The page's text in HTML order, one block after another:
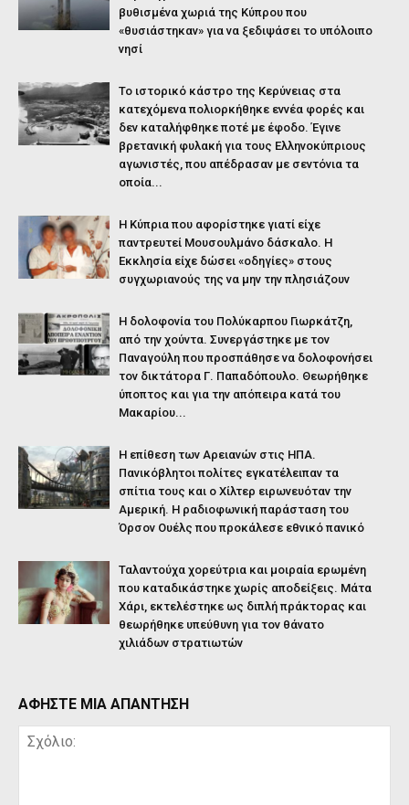
βυθισμένα χωριά της Κύπρου που
«θυσιάστηκαν» για να ξεδιψάσει το υπόλοιπο
νησί
Το ιστορικό κάστρο της Κερύνειας στα
κατεχόμενα πολιορκήθηκε εννέα φορές και
δεν καταλήφθηκε ποτέ με έφοδο. Έγινε
βρετανική φυλακή για τους Ελληνοκύπριους
αγωνιστές, που απέδρασαν με σεντόνια τα
οποία...
Η Κύπρια που αφορίστηκε γιατί είχε
παντρευτεί Μουσουλμάνο δάσκαλο. Η
Εκκλησία είχε δώσει «οδηγίες» στους
συγχωριανούς της να μην την πλησιάζουν
Η δολοφονία του Πολύκαρπου Γιωρκάτζη,
από την χούντα. Συνεργάστηκε με τον
Παναγούλη που προσπάθησε να δολοφονήσει
τον δικτάτορα Γ. Παπαδόπουλο. Θεωρήθηκε
ύποπτος και για την απόπειρα κατά του
Μακαρίου...
Η επίθεση των Αρειανών στις ΗΠΑ.
Πανικόβλητοι πολίτες εγκατέλειπαν τα
σπίτια τους και ο Χίλτερ ειρωνευόταν την
Αμερική. Η ραδιοφωνική παράσταση του
Όρσον Ουέλς που προκάλεσε εθνικό πανικό
Ταλαντούχα χορεύτρια και μοιραία ερωμένη
που καταδικάστηκε χωρίς αποδείξεις. Μάτα
Χάρι, εκτελέστηκε ως διπλή πράκτορας και
θεωρήθηκε υπεύθυνη για τον θάνατο
χιλιάδων στρατιωτών
ΑΦΗΣΤΕ ΜΙΑ ΑΠΑΝΤΗΣΗ